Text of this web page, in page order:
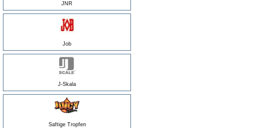
JNR
Job
J-Skala
Saftige Tropfen